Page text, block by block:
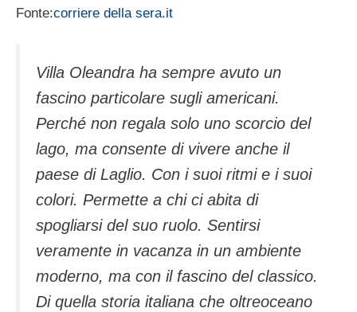
Fonte:corriere della sera.it
Villa Oleandra ha sempre avuto un
fascino particolare sugli americani.
Perché non regala solo uno scorcio del
lago, ma consente di vivere anche il
paese di Laglio. Con i suoi ritmi e i suoi
colori. Permette a chi ci abita di
spogliarsi del suo ruolo. Sentirsi
veramente in vacanza in un ambiente
moderno, ma con il fascino del classico.
Di quella storia italiana che oltreoceano